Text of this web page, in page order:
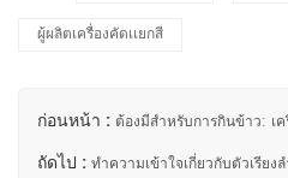
ผู้ผลิตเครื่องคัดเเยกสี
ก่อนหน้า : ต้องมีสำหรับการกินข้าว: เ
ถัดไป : ทำความเข้าใจเกี่ยวกับตัวเรียง